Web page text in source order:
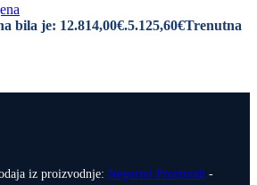
bila je: 12.814,00€.5.125,60€Trenutna
iz proizvodnje: Negorivi Proizvodi -